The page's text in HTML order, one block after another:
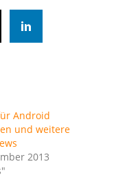
Android
und weitere
2013